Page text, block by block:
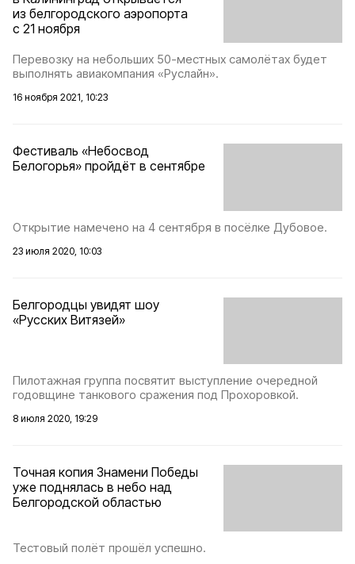
из белгородского аэропорта
с 21 ноября
Перевозку на небольших 50-местных самолётах будет
выполнять авиакомпания «Руслайн».
16 ноября 2021, 10:23
Фестиваль «Небосвод
Белогорья» пройдёт в сентябре
Открытие намечено на 4 сентября в посёлке Дубовое.
23 июля 2020, 10:03
Белгородцы увидят шоу
«Русских Витязей»
Пилотажная группа посвятит выступление очередной
годовщине танкового сражения под Прохоровкой.
8 июля 2020, 19:29
Точная копия Знамени Победы
уже поднялась в небо над
Белгородской областью
Тестовый полёт прошёл успешно.